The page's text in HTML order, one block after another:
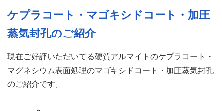
ケプラコート・マゴキシドコート・加圧
蒸気封孔のご紹介
現在ご好評いただいてる硬質アルマイトのケプラコート・
マグネシウム表面処理のマゴキシドコート・加圧蒸気封孔
のご紹介です。